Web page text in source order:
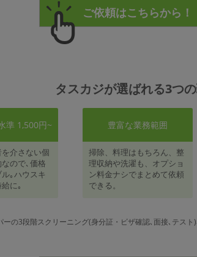
タスカジが選ばれる3つ
準 1,500円~
介さない個
ので､価格
｡ハウスキ
に｡
豊富な業務範囲
掃除、料理はもちろん、整
理収納や洗濯も、オプショ
ン料金ナシでまとめて依頼
できる。
の3段階スクリーニング(身分証・ビザ確認､面接､テス